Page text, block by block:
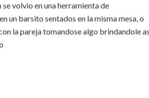
volvio en una herramienta de
un barsito sentados en la misma mesa, o
la pareja tomandose algo brindandole